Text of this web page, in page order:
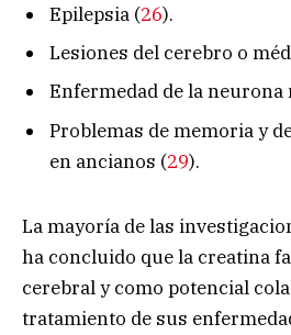
Epilepsia (26).
Lesiones del cerebro o
Enfermedad de la neurona
Problemas de memoria y
en ancianos (29).
La mayoría de las
ha concluido que la creatina
cerebral y como potencial
tratamiento de sus